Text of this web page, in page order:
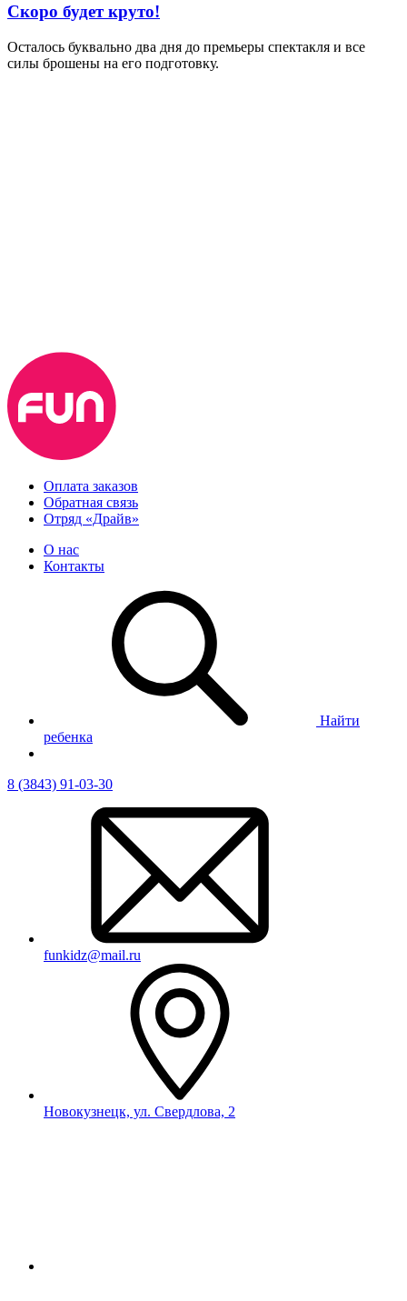
Скоро будет круто!
Осталось буквально два дня до премьеры спектакля и все
силы брошены на его подготовку.
Оплата заказов
Обратная связь
Отряд «Драйв»
О нас
Контакты
Найти
ребенка
8 (3843) 91-03-30
funkidz@mail.ru
Новокузнецк, ул. Свердлова, 2